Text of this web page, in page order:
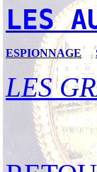
LES
ESPIONNAGE
LES